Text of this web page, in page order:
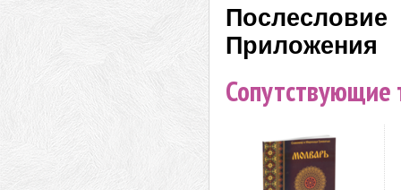
Приложения
Сопутствующие